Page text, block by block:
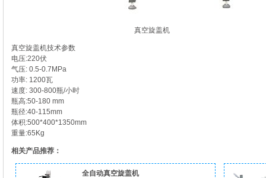
真空旋盖机
真空旋盖机技术参数
电压:220伏
气压: 0.5-0.7MPa
功率: 1200瓦
速度: 300-800瓶/小时
瓶高:50-180 mm
瓶径:40-115mm
体积:500*400*1350mm
重量:65Kg
相关产品推荐：
全自动真空旋盖机